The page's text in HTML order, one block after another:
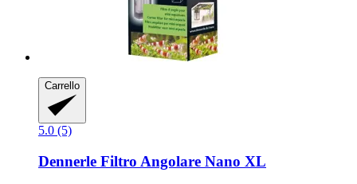
Carrello
5.0 (5)
Dennerle Filtro Angolare Nano XL